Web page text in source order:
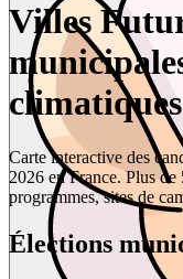
Villes
climatiques
Carte interactive des
2026 en France. Plus
programmes, sites de
Élections